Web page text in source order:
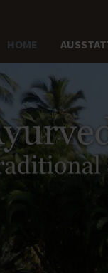
HOME